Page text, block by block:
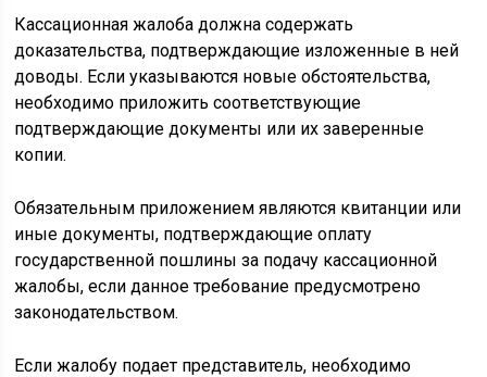
Кассационная жалоба должна содержать
доказательства, подтверждающие изложенные в ней
доводы. Если указываются новые обстоятельства,
необходимо приложить соответствующие
подтверждающие документы или их заверенные
копии.
Обязательным приложением являются квитанции или
иные документы, подтверждающие оплату
государственной пошлины за подачу кассационной
жалобы, если данное требование предусмотрено
законодательством.
Если жалобу подает представитель, необходимо